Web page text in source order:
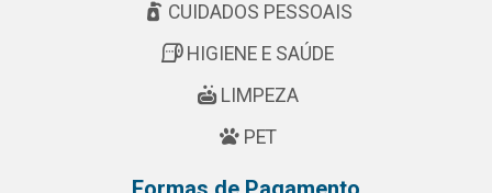
CUIDADOS PESSOAIS
HIGIENE E SAÚDE
LIMPEZA
PET